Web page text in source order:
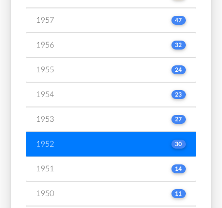
1957 47
1956 32
1955 24
1954 23
1953 27
1952 30
1951 14
1950 11